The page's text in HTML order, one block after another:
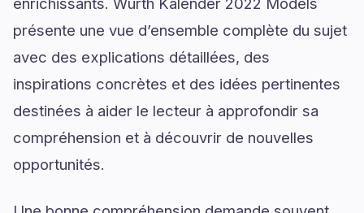
présente une vue d’ensemble complète du sujet
avec des explications détaillées, des
inspirations concrètes et des idées pertinentes
destinées à aider le lecteur à approfondir sa
compréhension et à découvrir de nouvelles
opportunités.